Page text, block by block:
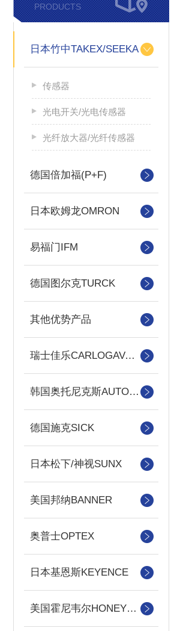
PRODUCTS
日本竹中TAKEX/SEEKA
传感器
光电开关/光电传感器
光纤放大器/光纤传感器
德国倍加福(P+F)
日本欧姆龙OMRON
易福门IFM
德国图尔克TURCK
其他优势产品
瑞士佳乐CARLOGAVAAZZL
韩国奥托尼克斯AUTONICS
德国施克SICK
日本松下/神视SUNX
美国邦纳BANNER
奥普士OPTEX
日本基恩斯KEYENCE
美国霍尼韦尔HONEYWELL